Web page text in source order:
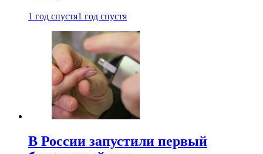
1 год спустя1 год спустя
В России запустили первый